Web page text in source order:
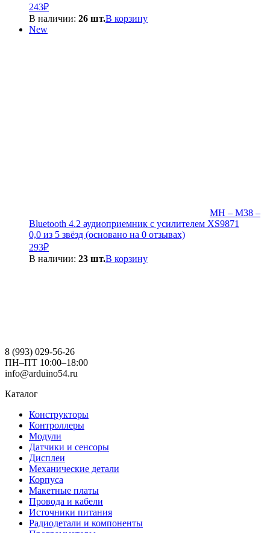
243₽
В наличии: 26 шт.В корзину
New
MH – M38 –
Bluetooth 4.2 аудиоприемник с усилителем XS9871
0,0 из 5 звёзд (основано на 0 отзывах)
293₽
В наличии: 23 шт.В корзину
8 (993) 029-56-26
ПН–ПТ 10:00–18:00
info@arduino54.ru
Каталог
Конструкторы
Контроллеры
Модули
Датчики и сенсоры
Дисплеи
Механические детали
Корпуса
Макетные платы
Провода и кабели
Источники питания
Радиодетали и компоненты